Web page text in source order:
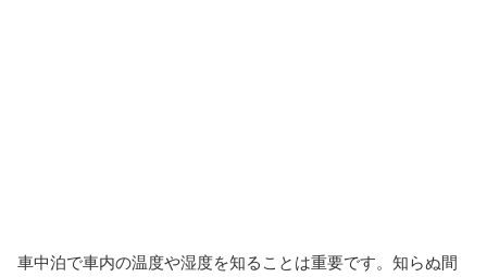
車中泊で車内の温度や湿度を知ることは重要です。知らぬ間